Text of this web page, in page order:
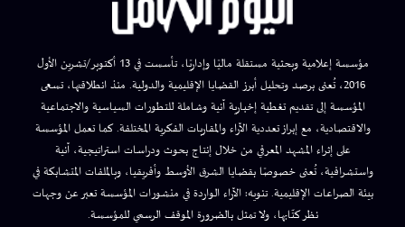
مؤسسة إعلامية وبحثية مستقلة ماليًا وإداريًا، تأسست في 13 أكتوبر/تشرين الأول
2016، تُعنى برصد وتحليل أبرز القضايا الإقليمية والدولية. منذ انطلاقتها، تسعى
المؤسسة إلى تقديم تغطية إخبارية آنية وشاملة للتطورات السياسية والاجتماعية
والاقتصادية، مع إبراز تعددية الآراء والمقاربات الفكرية المختلفة. كما تعمل المؤسسة
على إثراء المشهد المعرفي من خلال إنتاج بحوث ودراسات استراتيجية، آنية
واستشرافية، تُعنى خصوصًا بقضايا الشرق الأوسط وأفريقيا، وبالملفات المتشابكة في
بيئة الصراعات الإقليمية. تنويه: الآراء الواردة في منشورات المؤسسة تعبر عن وجهات
نظر كتّابها، ولا تمثل بالضرورة الموقف الرسمي للمؤسسة.